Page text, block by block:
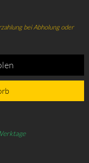
bei Abholung oder